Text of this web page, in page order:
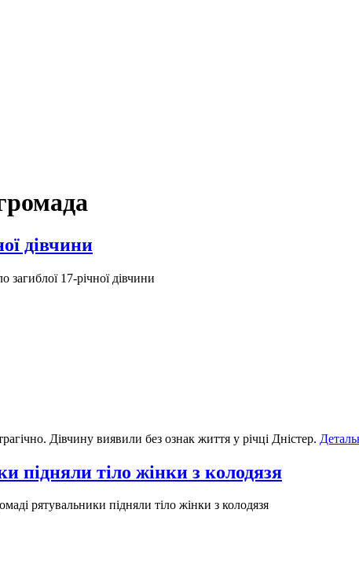
дівчини
загиблої 17-річної дівчини
Дівчину виявили без ознак життя у річці Дністер.
підняли тіло жінки з колодязя
рятувальники підняли тіло жінки з колодязя